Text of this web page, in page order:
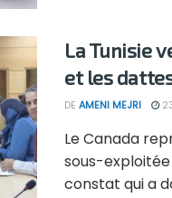
La Tunisie
et les
DE AMENI MEJRI
Le Canada
sous-exploitée
constat qui a